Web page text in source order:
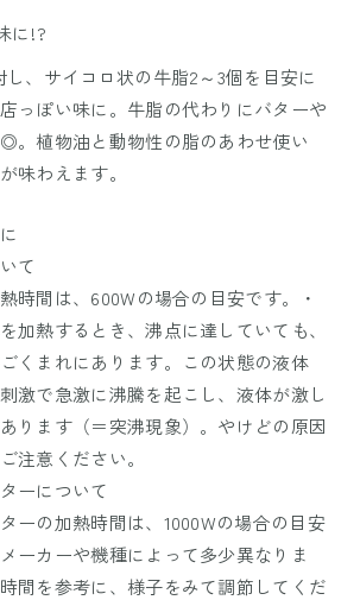
に!?
し、サイコロ状の牛脂2～3個を目安に
っぽい味に。牛脂の代わりにバターや
。植物油と動物性の脂のあわせ使い
味わえます。
て
時間は、600Wの場合の目安です。・
加熱するとき、沸点に達していても、
くまれにあります。この状態の液体
激で急激に沸騰を起こし、液体が激し
ります（＝突沸現象）。やけどの原因
注意ください。
ーについて
ーの加熱時間は、1000Wの場合の目安
ーカーや機種によって多少異なりま
間を参考に、様子をみて調節してくだ